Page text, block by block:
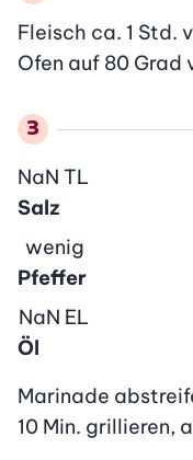
Fleisch ca. 1 Std.
Ofen auf 80 Grad
Salz
NaN TL
Pfeffer
wenig
Öl
NaN EL
Marinade
10 Min. grillieren,